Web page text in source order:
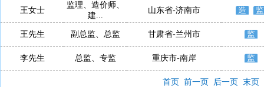
王女士
监理、造价师、
建...
山东省-济南市 造 监
王先生 副总监、总监 甘肃省-兰州市 监
李先生 总监、专监 重庆市-南岸 监
首页 前一页 后一页 末页